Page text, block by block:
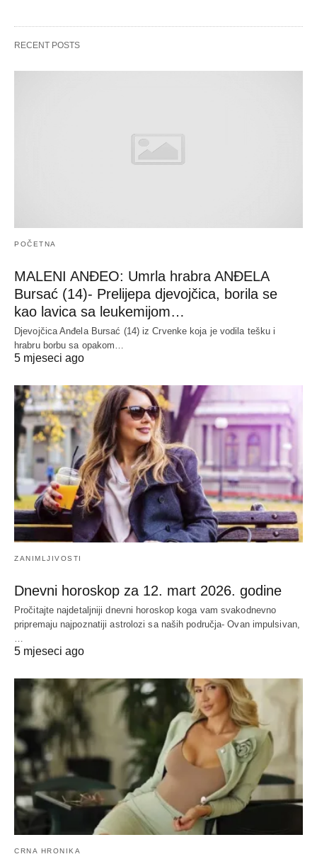
RECENT POSTS
POČETNA
MALENI ANĐEO: Umrla hrabra ANĐELA
Bursać (14)- Prelijepa djevojčica, borila se
kao lavica sa leukemijom…
Djevojčica Anđela Bursać (14) iz Crvenke koja je vodila tešku i
hrabru borbu sa opakom…
5 mjeseci ago
ZANIMLJIVOSTI
Dnevni horoskop za 12. mart 2026. godine
Pročitajte najdetaljniji dnevni horoskop koga vam svakodnevno
pripremaju najpoznatiji astrolozi sa naših područja- Ovan impulsivan,
5 mjeseci ago
CRNA HRONIKA